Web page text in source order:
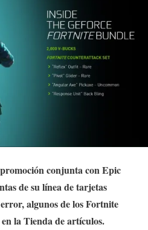
conjunta con Epic
de su línea de tarjetas
algunos de los Fortnite
la Tienda de artículos.